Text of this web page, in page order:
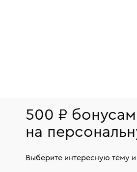
500 ₽
на
Выберите интересную тему